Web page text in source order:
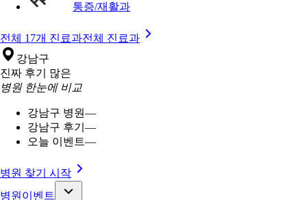
통증/재활과
전체 17개 진료과전체 진료과
강남구
진짜 후기 많은
병원 한눈에 비교
강남구 병원—
강남구 후기 —
오늘 이벤트—
병원 찾기 시작
병원이벤트